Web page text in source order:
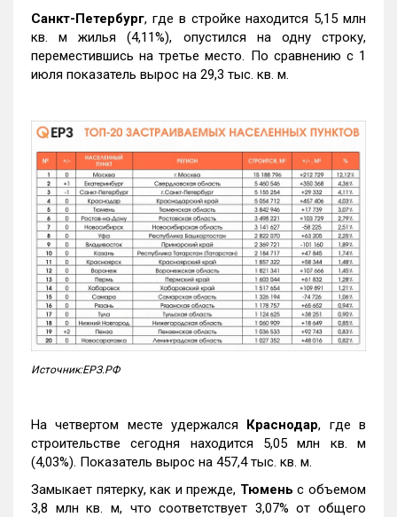
Санкт-Петербург, где в стройке находится 5,15 млн
кв. м жилья (4,11%), опустился на одну строку,
переместившись на третье место. По сравнению с 1
июля показатель вырос на 29,3 тыс. кв. м.
Источник:ЕРЗ.РФ
На четвертом месте удержался Краснодар, где в
строительстве сегодня находится 5,05 млн кв. м
(4,03%). Показатель вырос на 457,4 тыс. кв. м.
Замыкает пятерку, как и прежде, Тюмень с объемом
3,8 млн кв. м, что соответствует 3,07% от общего